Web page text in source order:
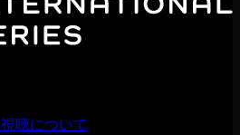
視聴について